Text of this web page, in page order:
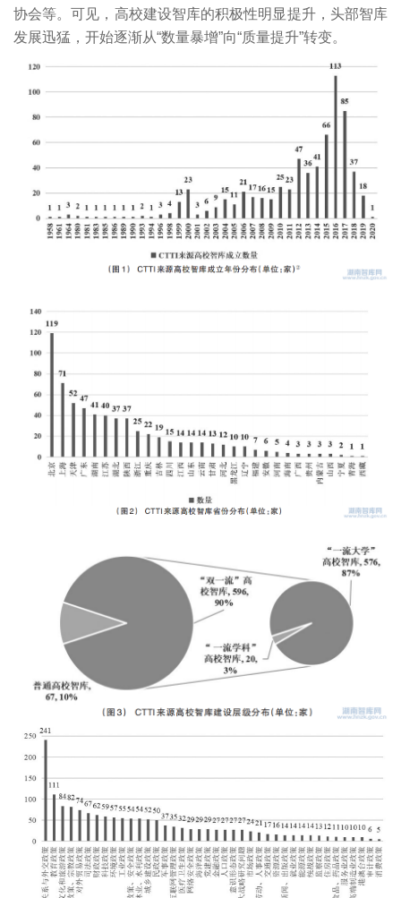
协会等。可见，高校建设智库的积极性明显提升，头部智库
发展迅猛，开始逐渐从“数量暴增”向“质量提升”转变。